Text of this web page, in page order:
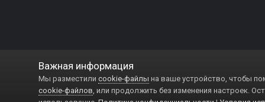
Важная информация
Мы разместили cookie-файлы на ваше устройство, чтобы
cookie-файлов, или продолжить без изменения настроек.